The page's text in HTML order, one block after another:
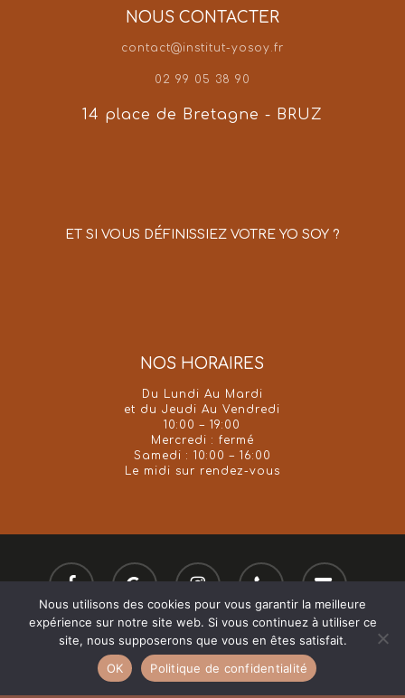
NOUS CONTACTER
contact@institut-yosoy.fr
02 99 05 38 90
14 place de Bretagne - BRUZ
ET SI VOUS DÉFINISSIEZ VOTRE YO SOY ?
NOS HORAIRES
Du Lundi Au Mardi
et du Jeudi Au Vendredi
10:00 – 19:00
Mercredi : fermé
Samedi : 10:00 – 16:00
Le midi sur rendez-vous
facebookgoogle-
instagramphone email
© 2026 Yo Soy. Tous droits réservés. Création
Atelier Com'Personne.Mentions légales
Nous utilisons des cookies pour vous garantir la meilleure
expérience sur notre site web. Si vous continuez à utiliser ce
site, nous supposerons que vous en êtes satisfait.
OK
Politique de confidentialité